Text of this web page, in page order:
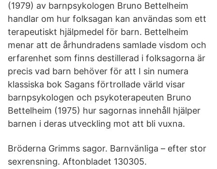
(1979) av barnpsykologen Bruno Bettelheim
handlar om hur folksagan kan användas som ett
terapeutiskt hjälpmedel för barn. Bettelheim
menar att de århundradens samlade visdom och
erfarenhet som finns destillerad i folksagorna är
precis vad barn behöver för att I sin numera
klassiska bok Sagans förtrollade värld visar
barnpsykologen och psykoterapeuten Bruno
Bettelheim (1975) hur sagornas innehåll hjälper
barnen i deras utveckling mot att bli vuxna.
Bröderna Grimms sagor. Barnvänliga – efter stor
sexrensning. Aftonbladet 130305.